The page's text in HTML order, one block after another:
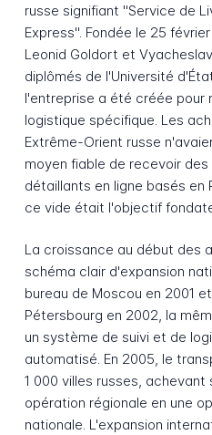
russe signifiant "Service de
Express". Fondée le 25
Leonid Goldort et
diplômés de l'Université
l'entreprise a été créée pour
logistique spécifique. Les
Extrême-Orient russe
moyen fiable de recevoir
détaillants en ligne basés
ce vide était l'objectif
La croissance au début des
schéma clair d'expansion
bureau de Moscou en 2001
Pétersbourg en 2002, la
un système de suivi et de
automatisé. En 2005, le
1 000 villes russes,
opération régionale en une
nationale. L'expansion